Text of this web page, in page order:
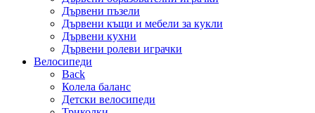
Дървени пъзели
Дървени къщи и мебели за кукли
Дървени кухни
Дървени ролеви играчки
Велосипеди
Back
Колела баланс
Детски велосипеди